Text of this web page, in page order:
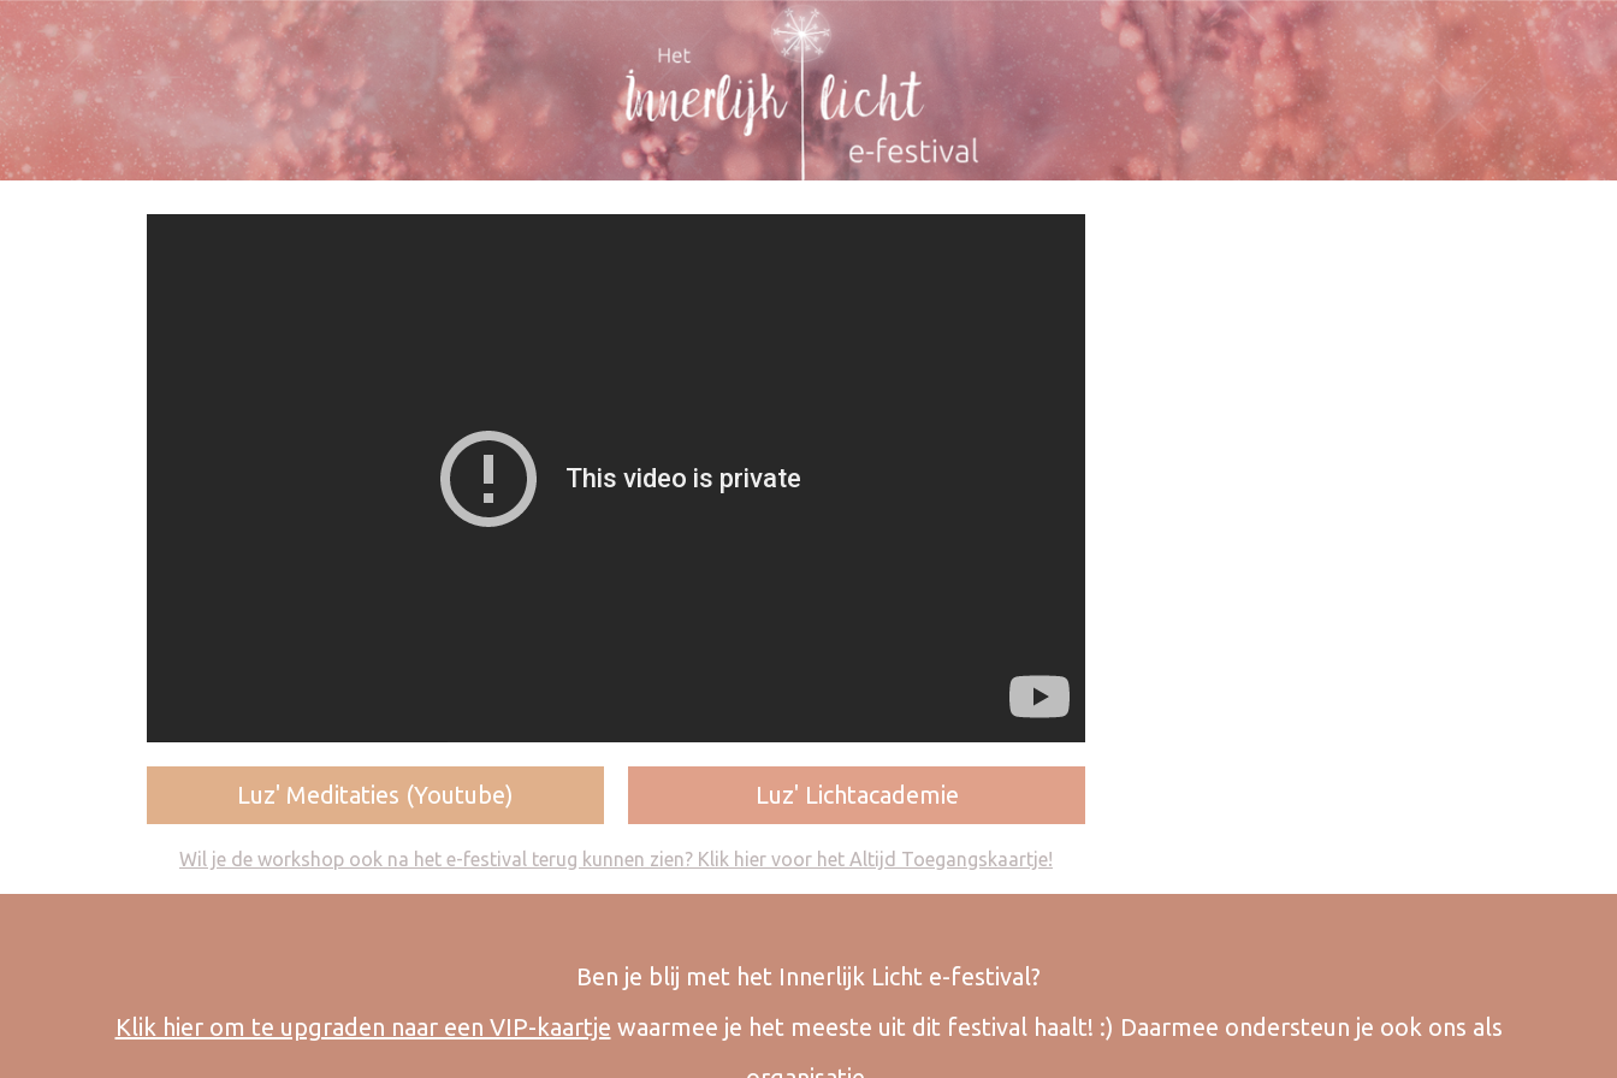
Luz' Meditaties (Youtube) Luz' Lichtacademie
Wil je de workshop ook na het e-festival terug kunnen zien? Klik hier voor het Altijd Toegangskaartje!
Ben je blij met het Innerlijk Licht e-festival?
Klik hier om te upgraden naar een VIP-kaartje waarmee je het meeste uit dit festival haalt! :) Daarmee ondersteun je ook ons als